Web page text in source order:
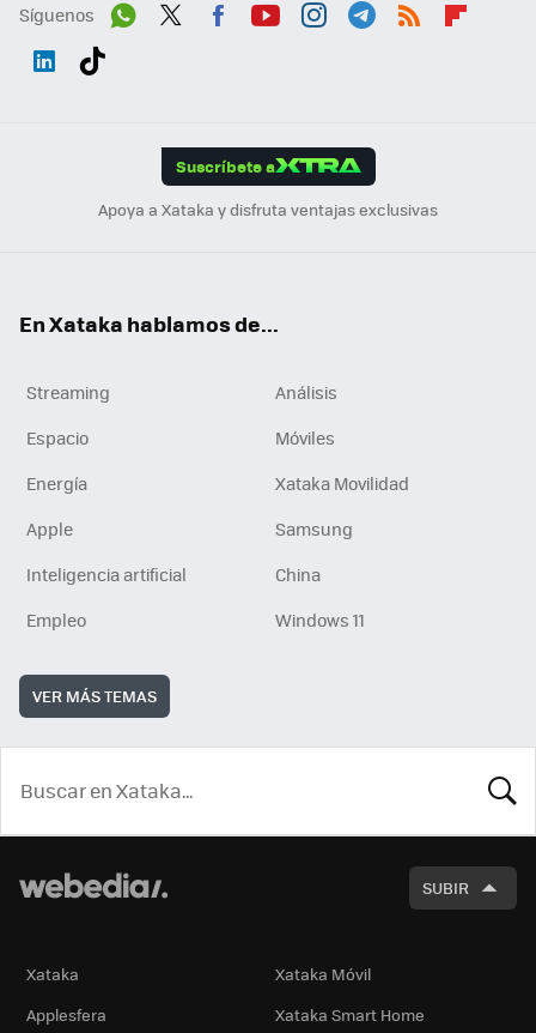
Síguenos
Suscríbete a
Apoya a Xataka y disfruta ventajas exclusivas
En Xataka hablamos de...
Streaming
Análisis
Espacio
Móviles
Energía
Xataka Movilidad
Apple
Samsung
Inteligencia artificial
China
Empleo
Windows 11
VER MÁS TEMAS
SUBIR
Xataka
Xataka Móvil
Applesfera
Xataka Smart Home